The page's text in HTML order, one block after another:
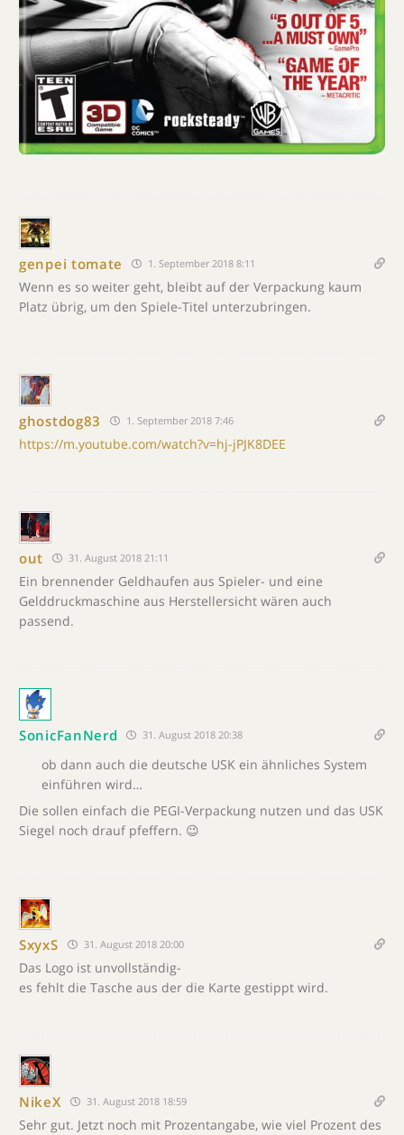
genpei tomate 1. September 2018 8:11
Wenn es so weiter geht, bleibt auf der Verpackung kaum
Platz übrig, um den Spiele-Titel unterzubringen.
ghostdog83 1. September 2018 7:46
https://m.youtube.com/watch?v=hj-jPJK8DEE
out 31. August 2018 21:11
Ein brennender Geldhaufen aus Spieler- und eine
Gelddruckmaschine aus Herstellersicht wären auch
passend.
SonicFanNerd 31. August 2018 20:38
ob dann auch die deutsche USK ein ähnliches System
einführen wird…
Die sollen einfach die PEGI-Verpackung nutzen und das USK
Siegel noch drauf pfeffern. 😉
SxyxS 31. August 2018 20:00
Das Logo ist unvollständig-
es fehlt die Tasche aus der die Karte gestippt wird.
NikeX 31. August 2018 18:59
Sehr gut. Jetzt noch mit Prozentangabe, wie viel Prozent des